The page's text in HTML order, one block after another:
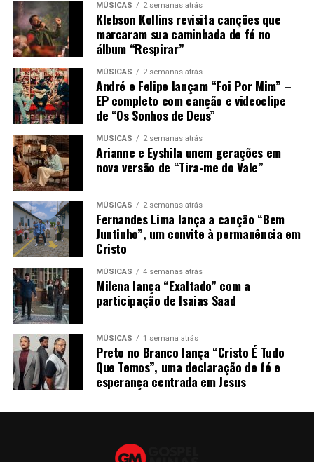
MÚSICAS 2 semanas atrás
Klebson Kollins revisita canções que
marcaram sua caminhada de fé no
álbum “Respirar”
MÚSICAS 2 semanas atrás
André e Felipe lançam “Foi Por Mim” –
EP completo com canção e videoclipe
de “Os Sonhos de Deus”
MÚSICAS 2 semanas atrás
Arianne e Eyshila unem gerações em
nova versão de “Tira-me do Vale”
MÚSICAS 2 semanas atrás
Fernandes Lima lança a canção “Bem
Juntinho”, um convite à permanência em
Cristo
MÚSICAS 4 semanas atrás
Milena lança “Exaltado” com a
participação de Isaias Saad
MÚSICAS 1 semana atrás
Preto no Branco lança “Cristo É Tudo
Que Temos”, uma declaração de fé e
esperança centrada em Jesus